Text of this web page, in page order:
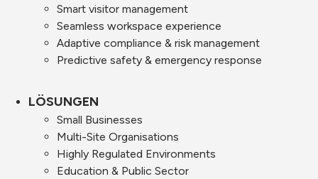
Smart visitor management
Seamless workspace experience
Adaptive compliance & risk management
Predictive safety & emergency response
LÖSUNGEN
Small Businesses
Multi-Site Organisations
Highly Regulated Environments
Education & Public Sector